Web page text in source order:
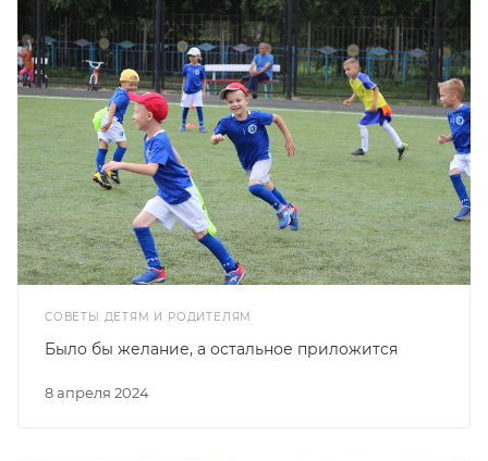
СОВЕТЫ ДЕТЯМ И РОДИТЕЛЯМ
8 апреля 2024
Было бы желание, а остальное приложится